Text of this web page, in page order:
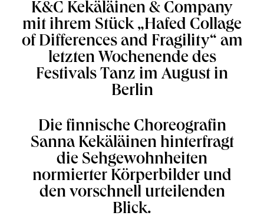
K&C Kekäläinen & Company
mit ihrem Stück „Hafed Collage
of Differences and Fragility“ am
letzten Wochenende des
Festivals Tanz im August in
Berlin
Die finnische Choreografin
Sanna Kekäläinen hinterfragt
die Sehgewohnheiten
normierter Körperbilder und
den vorschnell urteilenden
Blick.